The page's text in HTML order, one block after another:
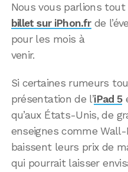
Nous vous parlions
billet sur iPhon.frde
pour les mois à
venir.
Si certaines rumeurs
présentation de l’iPad 5
qu’aux États-Unis, de
enseignes comme
baissent leurs prix de
qui pourrait laisser